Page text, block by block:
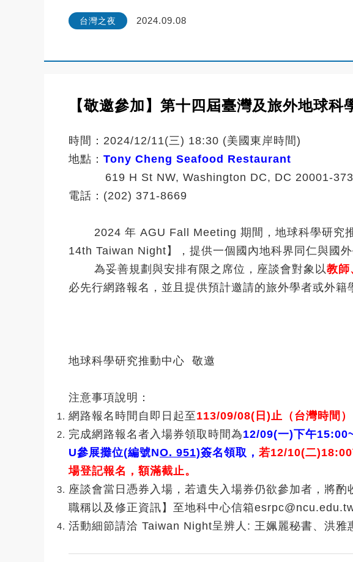
台灣之夜 2024.09.08
【敬邀參加】第十四屆臺灣及旅外地
時間：2024/12/11(三) 18:30 (美國東岸時間)
地點： Tony Cheng Seafood Restaurant
619 H St NW, Washington DC, DC 20001-
電話：(202) 371-8669
2024 年 AGU Fall Meeting 期間，地球科學研究推
14th Taiwan Night】，提供一個國內地科界同仁與國
為妥善規劃與安排有限之席位，座談會對象以教師
必先行網路報名，並且提供預計邀請的旅外學者或外籍
地球科學研究推動中心 敬邀
注意事項說明：
網路報名時間自即日起至113/09/08(日)止（台灣時間）
完成網路報名者入場券領取時間為12/09(一)下午
U參展攤位(編號NO. 951)簽名領取， 若12/10(二
場登記報名，額滿截止。
座談會當日憑券入場，若遺失入場券仍欲參加者，將
職稱以及修正資訊】至地科中心信箱
活動細節請洽 Taiwan Night呈辨人: 王姵麗秘書、洪